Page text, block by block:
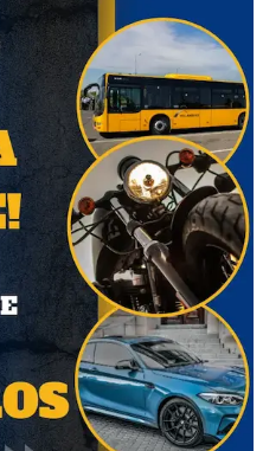
a Sábado.
vendedor